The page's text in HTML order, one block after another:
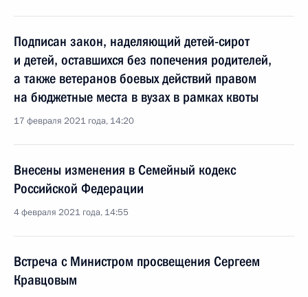
Подписан закон, наделяющий детей-сирот
и детей, оставшихся без попечения родителей,
а также ветеранов боевых действий правом
на бюджетные места в вузах в рамках квоты
17 февраля 2021 года, 14:20
Внесены изменения в Семейный кодекс
Российской Федерации
4 февраля 2021 года, 14:55
Встреча с Министром просвещения Сергеем
Кравцовым